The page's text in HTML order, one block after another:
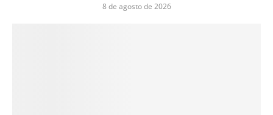
8 de agosto de 2026